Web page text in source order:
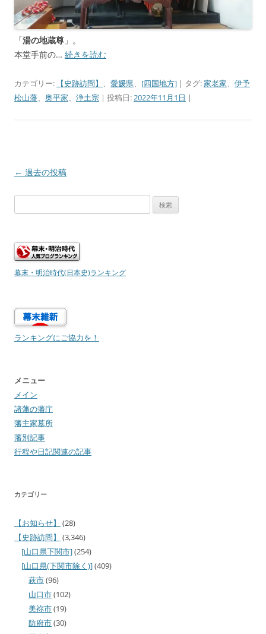
「湯の地蔵尊 」。
本堂手前の… 続きを読む
カテゴリー: 【史跡訪問】 愛媛県 [四国地方] | タグ:家老家
伊予
松山藩
奥平家 浄土宗 | 投稿日: 2022年11月1日 |
投
ー
シ
← 過去の投稿
索:
幕末・明治時代(日本史)ランキング
ランキングにご協力を！
メニュー
メイン
諸藩の藩庁
藩主家墓所
藩別記事
行程や日記関連の記事
カテゴリー
【お知らせ】
(28)
【史跡訪問】
(3,346)
[山口県下関市](254)
[山口県(下関市除く)](409)
萩市(96)
山口市(102)
美祢市(19)
防府市(30)